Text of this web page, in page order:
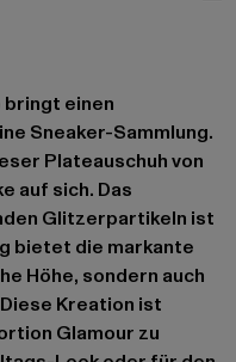
bringt einen
Sneaker-Sammlung.
Plateauschuh von
auf sich. Das
Glitzerpartikeln ist
bietet die markante
Höhe, sondern auch
Kreation ist
Glamour zu